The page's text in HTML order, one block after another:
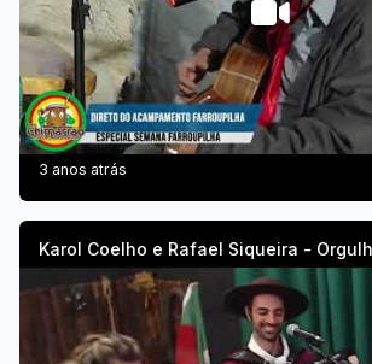
3 anos atrás
Karol Coelho e Rafael Siqueira -